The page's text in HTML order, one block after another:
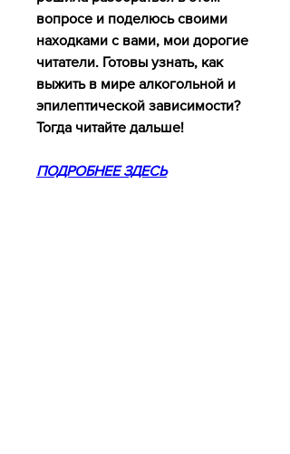
вопросе и поделюсь своими
находками с вами, мои дорогие
читатели. Готовы узнать, как
выжить в мире алкогольной и
эпилептической зависимости?
Тогда читайте дальше!
ПОДРОБНЕЕ ЗДЕСЬ